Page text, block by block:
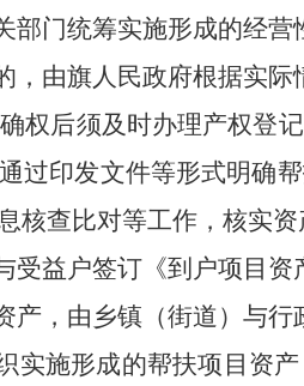
部门统筹实施形成的经
，由旗人民政府根据实际
权后须及时办理产权登
过印发文件等形式明确
核查比对等工作，核实
受益户签订《到户项目资
产，由乡镇（街道）与
实施形成的帮扶项目资